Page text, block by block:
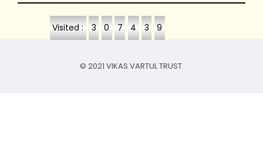
Visited : 3 0 7 4 3 9
© 2021 VIKAS VARTUL TRUST.